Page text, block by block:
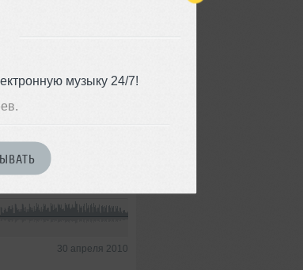
музыку 24/7!
30 апреля 2010